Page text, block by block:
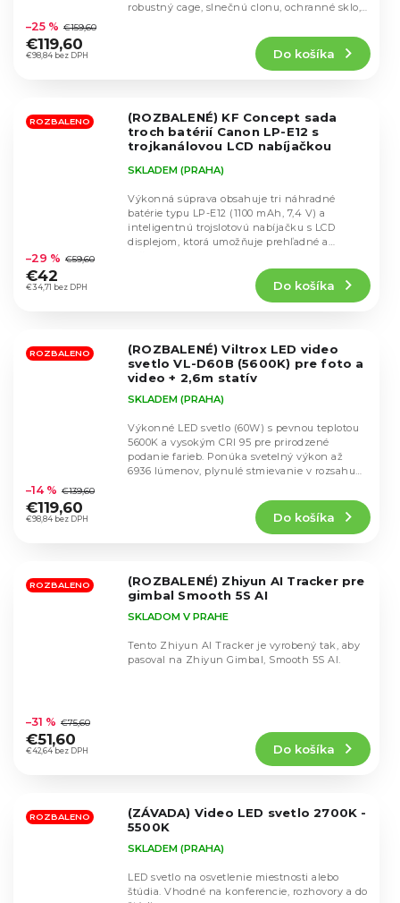
hodnotenie
produktu
je
hviezdičiek.
€98,84 bez DPH
–25 % €159,60
€119,60
Do košíka
robustný cage, slnečnú clonu, ochranné sklo,
ROZBALENO
(ROZBALENÉ) KF Concept sada
troch batérií Canon LP-E12 s
trojkanálovou LCD nabíjačkou
hodnotenie
produktu
je
hviezdičiek.
SKLADEM (PRAHA)
€34,71 bez DPH
–29 % €59,60
€42
Do košíka
Výkonná súprava obsahuje tri náhradné
batérie typu LP-E12 (1100 mAh, 7,4 V) a
inteligentnú trojslotovú nabíjačku s LCD
displejom, ktorá umožňuje prehľadné a
ROZBALENO
(ROZBALENÉ) Viltrox LED video
svetlo VL-D60B (5600K) pre foto a
video + 2,6m statív
hodnotenie
produktu
je
hviezdičiek.
SKLADEM (PRAHA)
€98,84 bez DPH
–14 % €139,60
€119,60
Do košíka
Výkonné LED svetlo (60W) s pevnou teplotou
5600K a vysokým CRI 95 pre prirodzené
podanie farieb. Ponúka svetelný výkon až
6936 lúmenov, plynulé stmievanie v rozsahu
ROZBALENO
(ROZBALENÉ) Zhiyun AI Tracker pre
gimbal Smooth 5S AI
hodnotenie
produktu
je
hviezdičiek.
SKLADOM V PRAHE
€42,64 bez DPH
–31 % €75,60
€51,60
Do košíka
Tento Zhiyun AI Tracker je vyrobený tak, aby
pasoval na Zhiyun Gimbal, Smooth 5S AI.
ROZBALENO
(ZÁVADA) Video LED svetlo 2700K -
5500K
SKLADEM (PRAHA)
LED svetlo na osvetlenie miestnosti alebo
štúdia. Vhodné na konferencie, rozhovory a do